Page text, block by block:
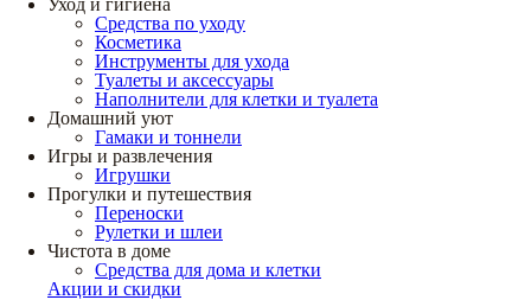
Уход и гигиена
Средства по уходу
Косметика
Инструменты для ухода
Туалеты и аксессуары
Наполнители для клетки и туалета
Домашний уют
Гамаки и тоннели
Игры и развлечения
Игрушки
Прогулки и путешествия
Переноски
Рулетки и шлеи
Чистота в доме
Средства для дома и клетки
Акции и скидки